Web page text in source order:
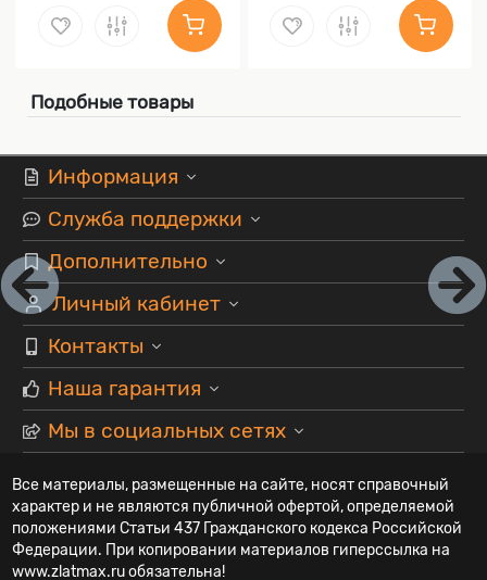
Подобные товары
Информация
Служба поддержки
Дополнительно
Личный кабинет
Контакты
Наша гарантия
Мы в социальных сетях
Все материалы, размещенные на сайте, носят справочный
характер и не являются публичной офертой, определяемой
положениями Статьи 437 Гражданского кодекса Российской
Федерации. При копировании материалов гиперссылка на
www.zlatmax.ru обязательна!